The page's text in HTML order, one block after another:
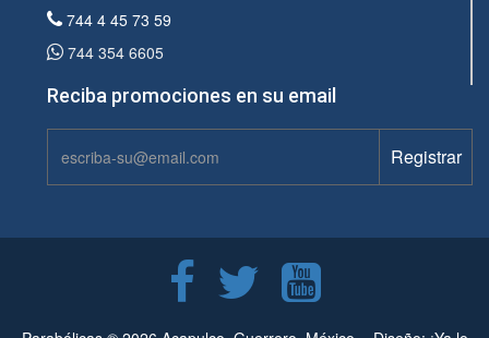
744 4 45 73 59
744 354 6605
Reciba promociones en su email